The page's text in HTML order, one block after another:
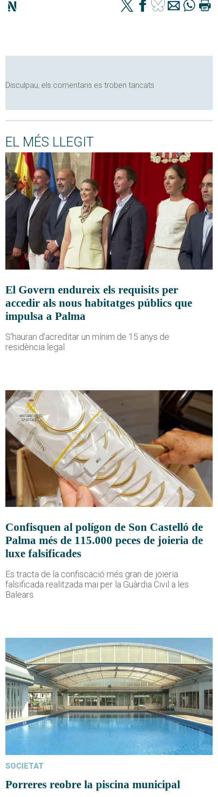
Disculpau, els comentaris es troben tancats
EL MÉS LLEGIT
El Govern endureix els requisits per
accedir als nous habitatges públics que
impulsa a Palma
S'hauran d'acreditar un mínim de 15 anys de
residència legal
Confisquen al polígon de Son Castelló de
Palma més de 115.000 peces de joieria de
luxe falsificades
Es tracta de la confiscació més gran de joieria
falsificada realitzada mai per la Guàrdia Civil a les
Balears
SOCIETAT
Porreres reobre la piscina municipal